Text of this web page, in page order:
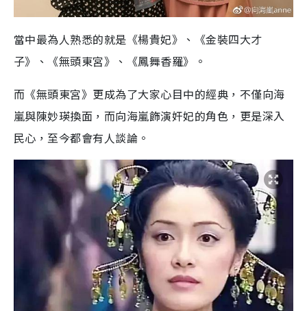
當中最為人熟悉的就是《楊貴妃》、《金裝四大才
子》、《無頭東宮》、《鳳舞香羅》。
而《無頭東宮》更成為了大家心目中的經典，不僅向海
嵐與陳妙瑛換面，而向海嵐飾演奸妃的角色，更是深入
民心，至今都會有人談論。